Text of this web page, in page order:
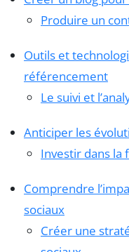
Produire un
Outils et
référencement
Le suivi et
Anticiper les
Investir dans la
Comprendre
sociaux
Créer une